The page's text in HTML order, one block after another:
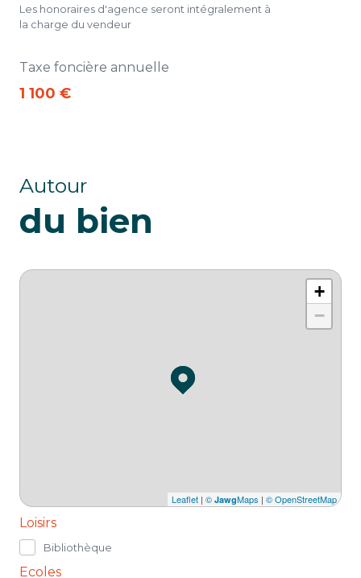
Les honoraires d'agence seront intégralement à
la charge du vendeur
Taxe foncière annuelle
1 100 €
Autour
du bien
+
−
Leaflet | © JawgMaps | © OpenStreetMap
Loisirs
Bibliothèque
Ecoles